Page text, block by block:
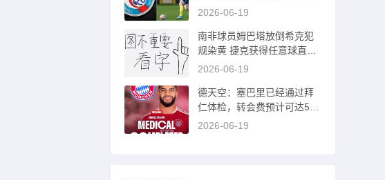
特林德
2026-06-19
南非球员姆巴塔放倒希克犯
规染黄 捷克获得任意球直接
打飞
2026-06-19
德天空：塞巴里已经通过拜
仁体检，转会费预计可达550
0万欧
2026-06-19